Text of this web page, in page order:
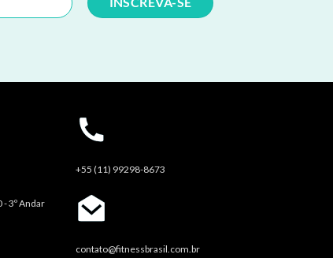
- 3º Andar
+55 (11) 99298-8673
contato@fitnessbrasil.com.br